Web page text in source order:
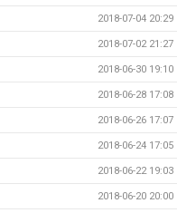
2018-07-04 20:29
2018-07-02 21:27
2018-06-30 19:10
2018-06-28 17:08
2018-06-26 17:07
2018-06-24 17:05
2018-06-22 19:03
2018-06-20 20:00